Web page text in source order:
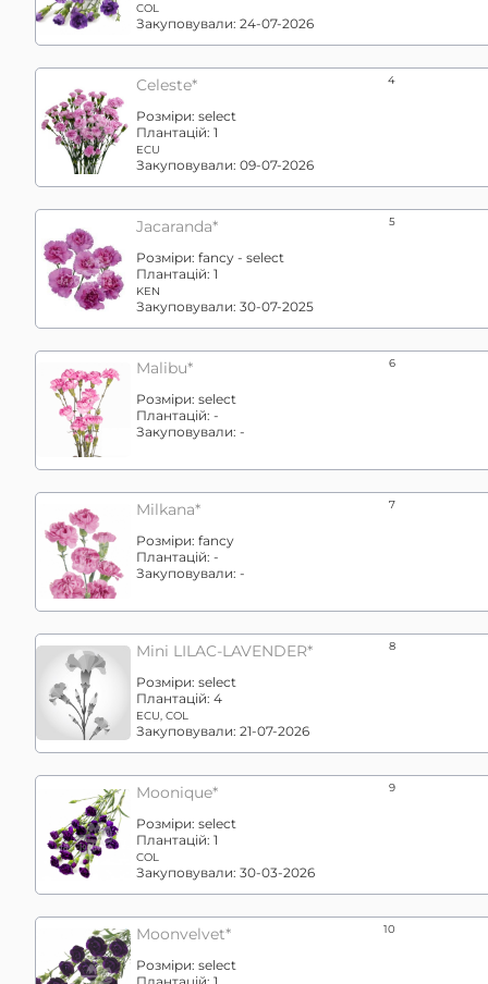
COL
Закуповували: 24-07-2026
Celeste* 4
Розміри: select
Плантацій: 1
ECU
Закуповували: 09-07-2026
Jacaranda* 5
Розміри: fancy - select
Плантацій: 1
KEN
Закуповували: 30-07-2025
Malibu* 6
Розміри: select
Плантацій: -
Закуповували: -
Milkana* 7
Розміри: fancy
Плантацій: -
Закуповували: -
Mini LILAC-LAVENDER* 8
Розміри: select
Плантацій: 4
ECU, COL
Закуповували: 21-07-2026
Moonique* 9
Розміри: select
Плантацій: 1
COL
Закуповували: 30-03-2026
Moonvelvet* 10
Розміри: select